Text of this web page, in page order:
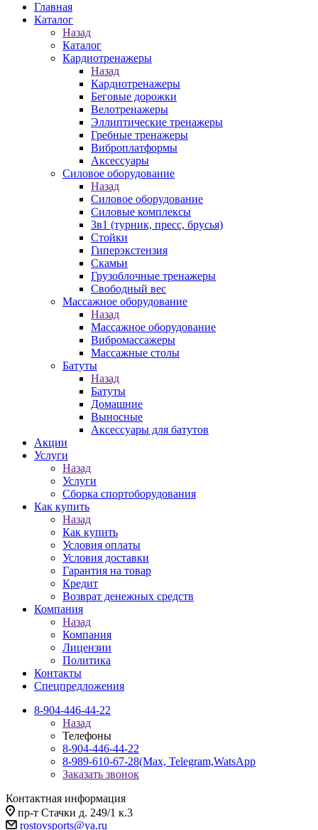
Главная
Каталог
Назад
Каталог
Кардиотренажеры
Назад
Кардиотренажеры
Беговые дорожки
Велотренажеры
Эллиптические тренажеры
Гребные тренажеры
Виброплатформы
Аксессуары
Силовое оборудование
Назад
Силовое оборудование
Силовые комплексы
3в1 (турник, пресс, брусья)
Стойки
Гиперэкстензия
Скамьи
Грузоблочные тренажеры
Свободный вес
Массажное оборудование
Назад
Массажное оборудование
Вибромассажеры
Массажные столы
Батуты
Назад
Батуты
Домашние
Выносные
Аксессуары для батутов
Акции
Услуги
Назад
Услуги
Сборка спортоборудования
Как купить
Назад
Как купить
Условия оплаты
Условия доставки
Гарантия на товар
Кредит
Возврат денежных средств
Компания
Назад
Компания
Лицензии
Политика
Контакты
Спецпредложения
8-904-446-44-22
Назад
Телефоны
8-904-446-44-22
8-989-610-67-28(Max, Telegram,WatsApp
Заказать звонок
Контактная информация
пр-т Стачки д. 249/1 к.3
rostovsports@ya.ru